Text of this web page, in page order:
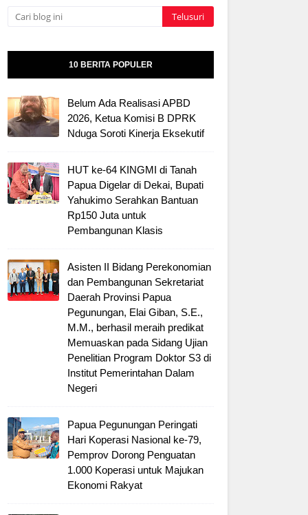
10 BERITA POPULER
Belum Ada Realisasi APBD
2026, Ketua Komisi B DPRK
Nduga Soroti Kinerja Eksekutif
HUT ke-64 KINGMI di Tanah
Papua Digelar di Dekai, Bupati
Yahukimo Serahkan Bantuan
Rp150 Juta untuk
Pembangunan Klasis
Asisten II Bidang Perekonomian
dan Pembangunan Sekretariat
Daerah Provinsi Papua
Pegunungan, Elai Giban, S.E.,
M.M., berhasil meraih predikat
Memuaskan pada Sidang Ujian
Penelitian Program Doktor S3 di
Institut Pemerintahan Dalam
Negeri
Papua Pegunungan Peringati
Hari Koperasi Nasional ke-79,
Pemprov Dorong Penguatan
1.000 Koperasi untuk Majukan
Ekonomi Rakyat